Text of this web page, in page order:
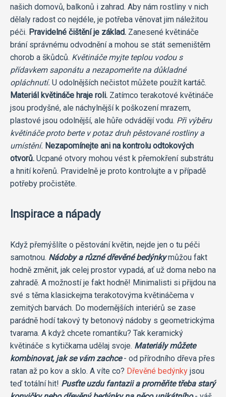
našich domovů, balkonů i zahrad. Aby nám rostliny v nich
dělaly radost co nejdéle, je potřeba věnovat jim náležitou
péči. Pravidelné čištění je základ. Zanesené květináče
brání správnému odvodnění a mohou se stát semeništěm
chorob a škůdců. Květináče myjte teplou vodou s
přídavkem saponátu a nezapomeňte na důkladné
opláchnutí. U odolnějších nečistot můžete použít kartáč.
Materiál květináče hraje roli. Zatímco terakotové květináče
jsou prodyšné, ale náchylnější k poškození mrazem,
plastové jsou odolnější, ale hůře odvádějí vodu. Při výběru
květináče proto berte v potaz druh pěstované rostliny a
umístění. Nezapomínejte ani na kontrolu odtokových
otvorů. Ucpané otvory mohou vést k přemokření substrátu
a hnití kořenů. Pravidelně je proto kontrolujte a v případě
potřeby pročistěte.
Inspirace a nápady
Když přemýšlíte o pěstování květin, nejde jen o tu péči
samotnou. Nádoby a různé dřevěné bedýnkymůžou fakt
hodně změnit, jak celej prostor vypadá, ať už doma nebo na
zahradě. A možností je fakt hodně! Minimalisti si přijdou na
své s těma klasickejma terakotovýma květináčema v
zemitých barvách. Do modernějších interiérů se zase
parádně hodí takový ty betonový nádoby s geometrickýma
tvarama. A když chcete romantiku? Tak keramický
květináče s kytičkama udělaj svoje. Materiály můžete
kombinovat, jak se vám zachce- od přírodního dřeva přes
ratan až po kov a sklo. A víte co? Dřevěné bedýnky jsou
teď totální hit! Pusťte uzdu fantazii a proměňte třeba starý